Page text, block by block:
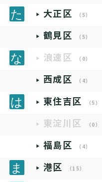
大正区 （5）
鶴見区 （5）
浪速区 （0）
西成区 （4）
東住吉区 （5）
東淀川区 （0）
福島区 （4）
港区 （15）